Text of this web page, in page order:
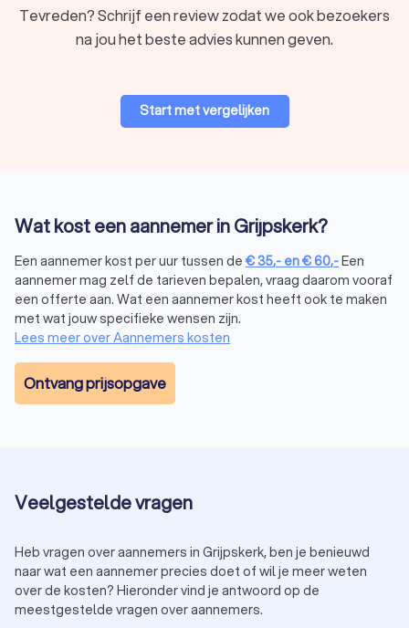
Tevreden? Schrijf een review zodat we ook bezoekers
na jou het beste advies kunnen geven.
Start met vergelijken
Wat kost een aannemer in Grijpskerk?
Een aannemer kost per uur tussen de €35,- en€60,-Een
aannemer mag zelf de tarieven bepalen, vraag daarom vooraf
een offerte aan. Wat een aannemer kost heeft ook te maken
met wat jouw specifieke wensen zijn.
Lees meer over Aannemers kosten
Ontvang prijsopgave
Veelgestelde vragen
Heb vragen over aannemers in Grijpskerk, ben je benieuwd
naar wat een aannemer precies doet of wil je meer weten
over de kosten? Hieronder vind je antwoord op de
meestgestelde vragen over aannemers.